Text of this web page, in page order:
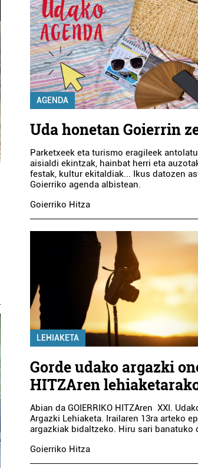
AGENDA
Uda honetan Goierrin
Parketxeek eta turismo eragileek
aisialdi ekintzak, hainbat herri eta
festak, kultur ekitaldiak... Ikus datozen
Goierriko agenda albistean.
Goierriko Hitza
LEHIAKETA
Gorde udako argazki
HITZAren
Abian da GOIERRIKO HITZAren XXI.
Argazki Lehiaketa. Irailaren 13ra arteko
argazkiak bidaltzeko. Hiru sari banatuko
Goierriko Hitza